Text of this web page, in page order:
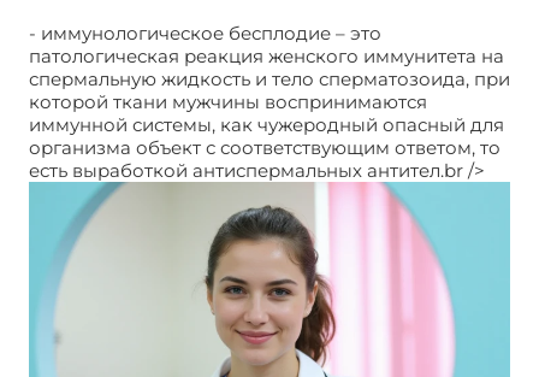
- иммунологическое бесплодие – это
патологическая реакция женского иммунитета на
спермальную жидкость и тело сперматозоида, при
которой ткани мужчины воспринимаются
иммунной системы, как чужеродный опасный для
организма объект с соответствующим ответом, то
есть выработкой антиспермальных антител.br />